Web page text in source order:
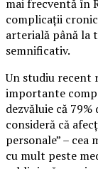
mai frecventă în
complicații
arterială până la
semnificativ.
Un studiu recent
importante
dezvăluie că
consideră că
personale” –
cu mult peste